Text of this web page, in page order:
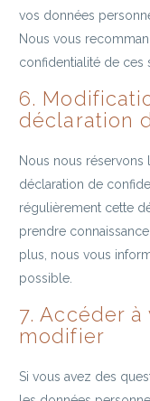
vos données
Nous vous
confidentialité de ces
6.
déclaration
Nous nous
déclaration de
régulièrement cette
prendre
plus, nous vous
possible.
7. Accéder
modifier
Si vous avez des